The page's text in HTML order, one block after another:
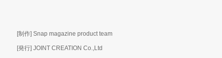
[制作] Snap magazine product team
[発行] JOINT CREATION Co.,Ltd